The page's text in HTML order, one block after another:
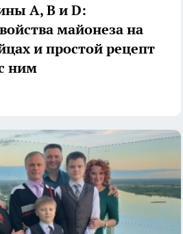
А, В и D:
майонеза на
и простой рецепт
ним